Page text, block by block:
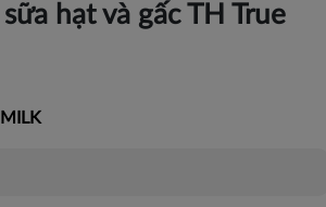
hạt và gấc TH True